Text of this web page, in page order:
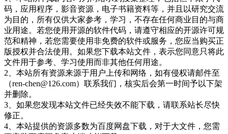
码，应用程序，影音资源，电子书籍资料等，并且以研究交流
为目的，所有仅供大家参考，学习，不存在任何商业目的与商
业用途。若您使用开源的软件代码，请遵守相应的开源许可规
范和精神，若您需要使用非免费的软件或服务，您应当购买正
版授权并合法使用。如果您下载本站文件，表示您同意只将此
文件用于参考、学习使用而非其他任何用途。
2、本站所有资源来源于用户上传和网络，如有侵权请邮件至
（ren-chen@126.com）联系我们，核实后会第一时间予以下架
并删除。
3、如果您发现本站文件已经失效不能下载，请联系站长尽快
修正。
4、本站提供的资源多数为百度网盘下载，对于大文件，您需